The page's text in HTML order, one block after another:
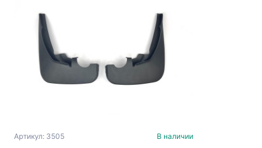
Артикул: 3505 В наличии